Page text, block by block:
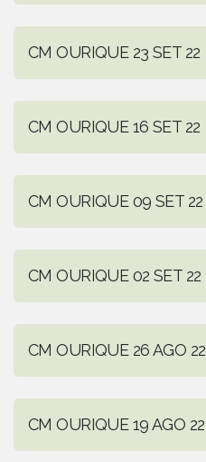
CM OURIQUE 23 SET 22
CM OURIQUE 16 SET 22
CM OURIQUE 09 SET 22
CM OURIQUE 02 SET 22
CM OURIQUE 26 AGO 22
CM OURIQUE 19 AGO 22